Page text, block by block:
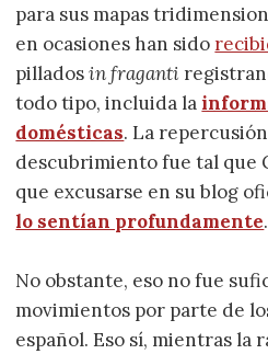
para sus mapas
en ocasiones han sido
pilladosin fraganti
todo tipo, incluida la
domésticas. La
descubrimiento fue tal que
que excusarse en su blog
lo sentían profundamente.
No obstante, eso no fue
movimientos por parte de
español. Eso sí, mientras la